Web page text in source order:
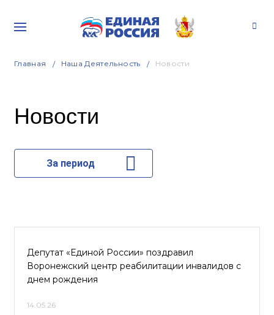
Главная Наша Деятельность Новости
Новости
За период
Депутат «Единой России» поздравил
Воронежский центр реабилитации инвалидов с
днем рождения
14.05.26